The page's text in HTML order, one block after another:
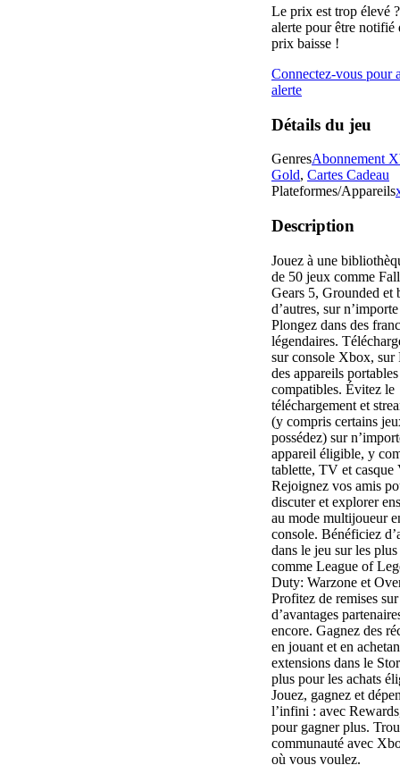
Le prix est trop élevé
alerte pour être notifié
prix baisse !
Connectez-vous pour
alerte
Détails du jeu
GenresAbonnement
Gold, Cartes Cadeau
Plateformes/Appareils
Description
Jouez à une
de 50 jeux comme
Gears 5, Grounded et
d’autres, sur
Plongez dans des
légendaires.
sur console Xbox, sur
des appareils portables
compatibles. Évitez le
téléchargement et
(y compris certains
possédez) sur
appareil éligible, y
tablette, TV et casque
Rejoignez vos amis
discuter et explorer
au mode multijoueur
console. Bénéficiez
dans le jeu sur les
comme League of
Duty: Warzone et
Profitez de remises
d’avantages
encore. Gagnez des
en jouant et en
extensions dans le
plus pour les achats
Jouez, gagnez et
l’infini : avec
pour gagner plus.
communauté avec
où vous voulez.